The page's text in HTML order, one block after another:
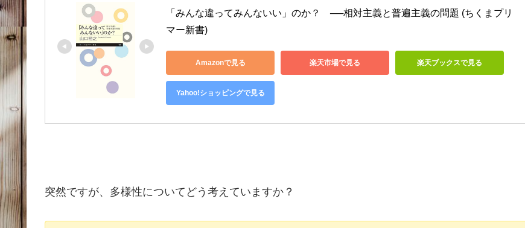
「みんな違ってみんないい」のか？　──相対主義と普遍主義の問題 (ちくまプリ
マー新書)
Amazonで見る 楽天市場で見る 楽天ブックスで見る
Yahoo!ショッピングで見る
突然ですが、多様性についてどう考えていますか？